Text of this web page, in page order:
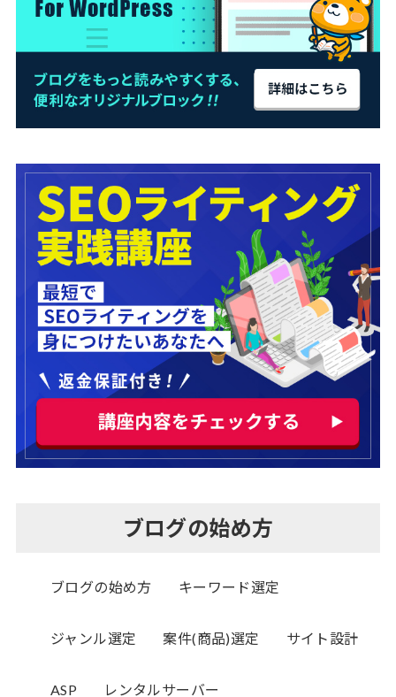
ブログの始め方
ブログの始め方 キーワード選定
ジャンル選定 案件(商品)選定 サイト設計
ASP レンタルサーバー